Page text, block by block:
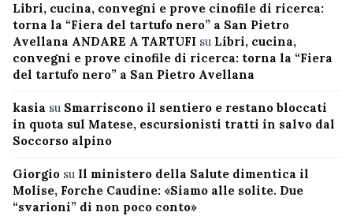
Libri, cucina, convegni e prove cinofile di ricerca:
torna la “Fiera del tartufo nero” a San Pietro
Avellana ANDARE A TARTUFI su Libri, cucina,
convegni e prove cinofile di ricerca: torna la “Fiera
del tartufo nero” a San Pietro Avellana
kasia su Smarriscono il sentiero e restano bloccati
in quota sul Matese, escursionisti tratti in salvo dal
Soccorso alpino
Giorgio su Il ministero della Salute dimentica il
Molise, Forche Caudine: «Siamo alle solite. Due
“svarioni” di non poco conto»